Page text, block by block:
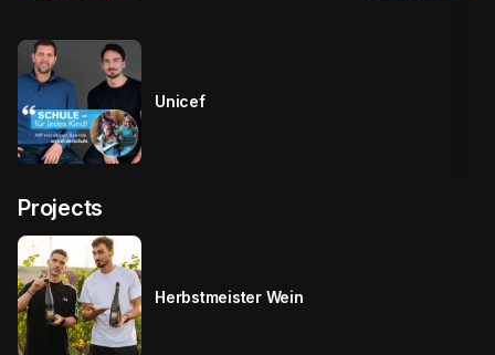
Unicef
Projects
Herbstmeister Wein